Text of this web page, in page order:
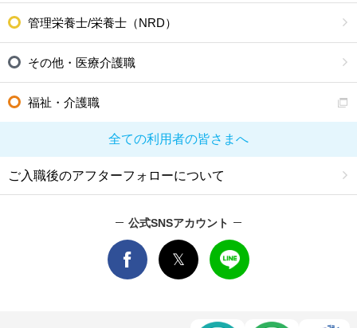
管理栄養士/栄養士（NRD）
その他・医療介護職
福祉・介護職
全ての利用者の皆さまへ
ご入職後のアフターフォローについて
公式SNSアカウント